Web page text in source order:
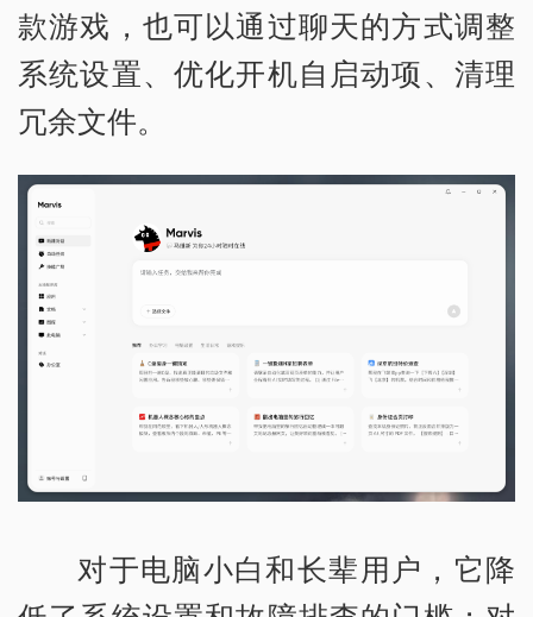
款游戏，也可以通过聊天的方式调整
系统设置、优化开机自启动项、清理
冗余文件。
对于电脑小白和长辈用户，它降